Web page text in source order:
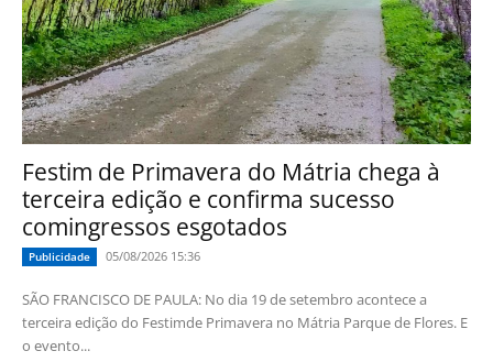
Festim de Primavera do Mátria chega à
terceira edição e confirma sucesso
comingressos esgotados
Publicidade 05/08/2026 15:36
SÃO FRANCISCO DE PAULA: No dia 19 de setembro acontece a
terceira edição do Festimde Primavera no Mátria Parque de Flores. E
o evento...